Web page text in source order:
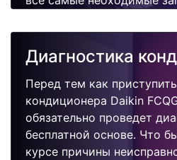
качественно и недорого.
Диагностика
Перед тем как
кондиционера Daikin
обязательно проведет
бесплатной основе. Что
курсе причины